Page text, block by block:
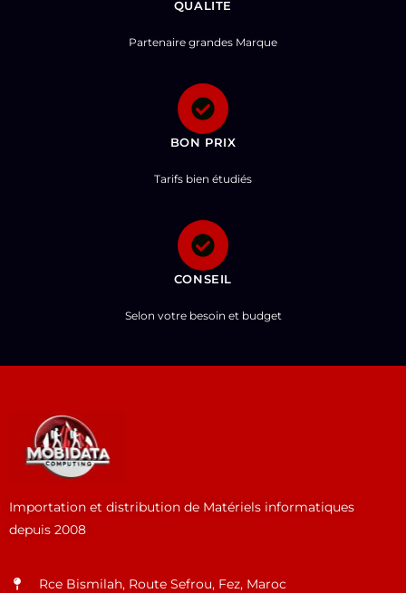
QUALITE
Partenaire grandes Marque
BON PRIX
Tarifs bien étudiés
CONSEIL
Selon votre besoin et budget
Importation et distribution de Matériels informatiques
depuis 2008
Rce Bismilah, Route Sefrou, Fez, Maroc